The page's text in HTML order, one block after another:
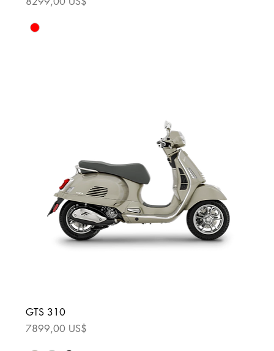
GTS 310
Precio
7899,00 US$